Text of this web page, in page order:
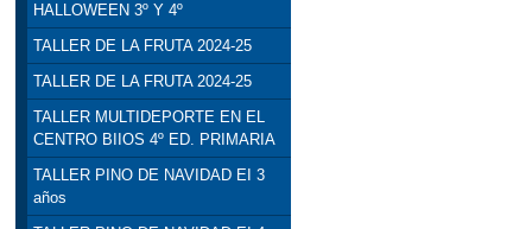
HALLOWEEN 3º Y 4º
TALLER DE LA FRUTA 2024-25
TALLER DE LA FRUTA 2024-25
TALLER MULTIDEPORTE EN EL
CENTRO BIIOS 4º ED. PRIMARIA
TALLER PINO DE NAVIDAD EI 3
años